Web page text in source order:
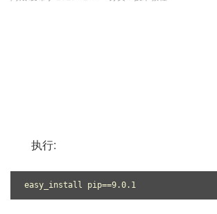
执行:
easy_install pip==9.0.1